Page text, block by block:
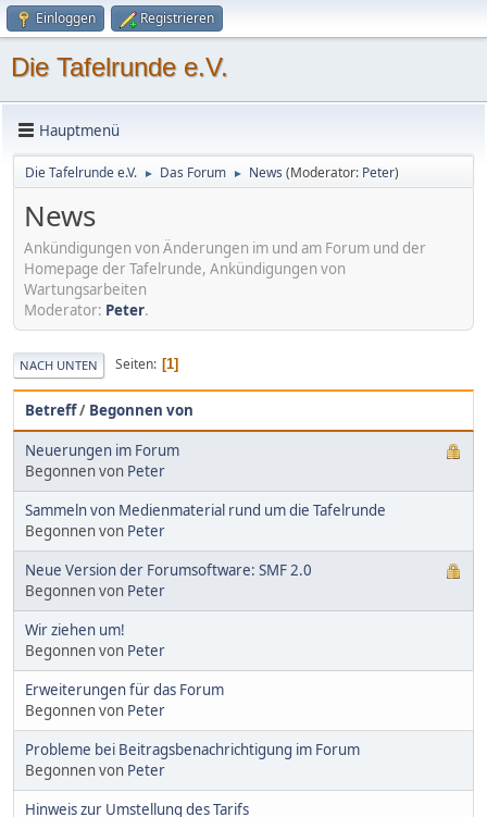
Einloggen Registrieren
Die Tafelrunde e.V.
Hauptmenü
Die Tafelrunde e.V. ► Das Forum ► News (Moderator: Peter)
News
Ankündigungen von Änderungen im und am Forum und der
Homepage der Tafelrunde, Ankündigungen von
Wartungsarbeiten
Moderator: Peter.
NACH UNTEN Seiten 1
Betreff/ Begonnen von
Neuerungen im Forum
Begonnen von Peter
Sammeln von Medienmaterial rund um die Tafelrunde
Begonnen von Peter
Neue Version der Forumsoftware: SMF 2.0
Begonnen von Peter
Wir ziehen um!
Begonnen von Peter
Erweiterungen für das Forum
Begonnen von Peter
Probleme bei Beitragsbenachrichtigung im Forum
Begonnen von Peter
Hinweis zur Umstellung des Tarifs